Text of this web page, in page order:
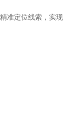
准定位线索，实现